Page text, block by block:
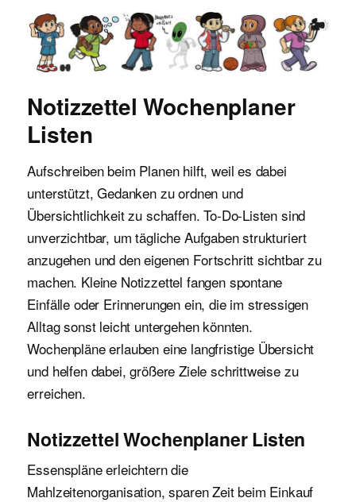
Malvorlagen für Kinder
Notizzettel Wochenplaner
Listen
Aufschreiben beim Planen hilft, weil es dabei
unterstützt, Gedanken zu ordnen und
Übersichtlichkeit zu schaffen. To-Do-Listen sind
unverzichtbar, um tägliche Aufgaben strukturiert
anzugehen und den eigenen Fortschritt sichtbar zu
machen. Kleine Notizzettel fangen spontane
Einfälle oder Erinnerungen ein, die im stressigen
Alltag sonst leicht untergehen könnten.
Wochenpläne erlauben eine langfristige Übersicht
und helfen dabei, größere Ziele schrittweise zu
erreichen.
Notizzettel Wochenplaner Listen
Essenspläne erleichtern die
Mahlzeitenorganisation, sparen Zeit beim Einkauf